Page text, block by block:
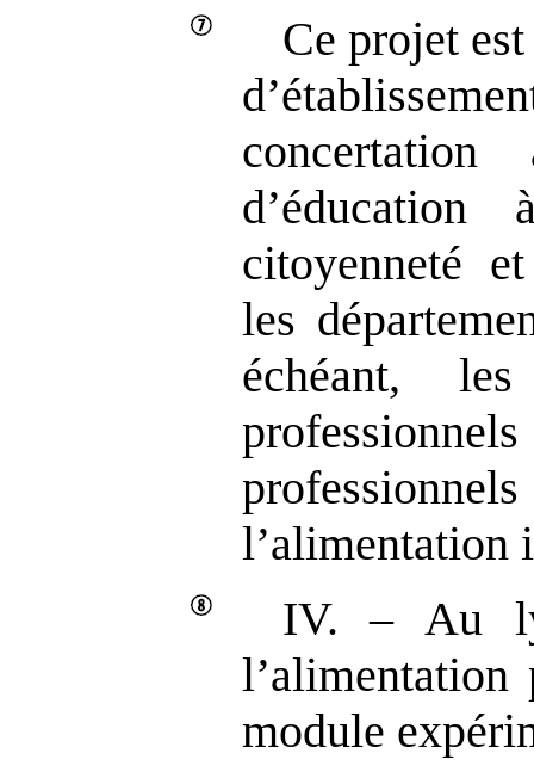
Ce projet
citoyenneté
les
échéant,
l’alimentation
IV. – Au
l’alimentation
module